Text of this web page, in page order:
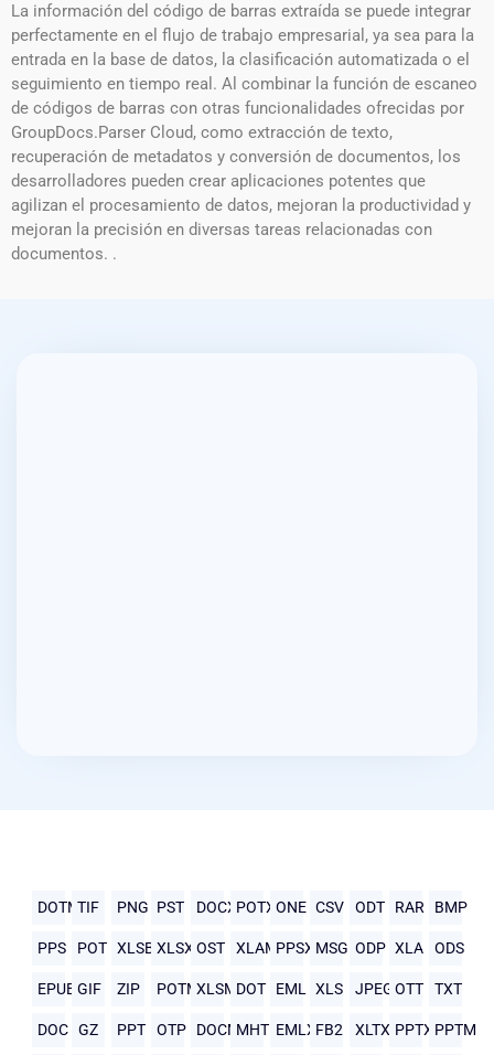
La información del código de barras extraída se puede integrar
perfectamente en el flujo de trabajo empresarial, ya sea para la
entrada en la base de datos, la clasificación automatizada o el
seguimiento en tiempo real. Al combinar la función de escaneo
de códigos de barras con otras funcionalidades ofrecidas por
GroupDocs.Parser Cloud, como extracción de texto,
recuperación de metadatos y conversión de documentos, los
desarrolladores pueden crear aplicaciones potentes que
agilizan el procesamiento de datos, mejoran la productividad y
mejoran la precisión en diversas tareas relacionadas con
documentos. .
DOTMTIF PNG PST DOCXPOTXONE CSV ODT RAR BMP
PPS POT XLSB XLSX OST XLAMPPSX MSG ODP XLA ODS
EPUB GIF ZIP POTMXLSMDOT EML XLS JPEG OTT TXT
DOC GZ PPT OTP DOCMMHTMLEMLX FB2 XLTX PPTX PPTM